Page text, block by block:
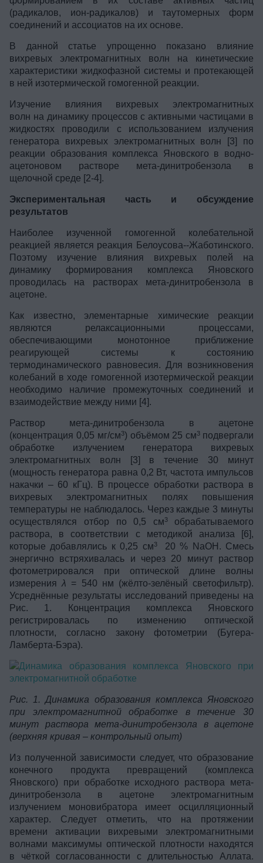
(радикалов, ион-радикалов) и таутомерных форм
соединений и ассоциатов на их основе.
В данной статье упрощенно показано влияние
вихревых электромагнитных волн на кинетические
характеристики жидкофазной системы и протекающей
в ней изотермической гомогенной реакции.
Изучение влияния вихревых электромагнитных
волн на динамику процессов с активными частицами в
жидкостях проводили с использованием излучения
генератора вихревых электромагнитных волн [3] по
реакции образования комплекса Яновского в водно-
ацетоновом растворе мета-динитробензола в
щелочной среде [2-4].
Экспериментальная часть и обсуждение
результатов
Наиболее изученной гомогенной колебательной
реакцией является реакция Белоусова--Жаботинского.
Поэтому изучение влияния вихревых полей на
динамику формирования комплекса Яновского
проводилась на растворах мета-динитробензола в
ацетоне.
Как известно, элементарные химические реакции
являются релаксационными процессами,
обеспечивающими монотонное приближение
реагирующей системы к состоянию
термодинамического равновесия. Для возникновения
колебаний в ходе гомогенной изотермической реакции
необходимо наличие промежуточных соединений и
взаимодействие между ними [4].
Раствор мета-динитробензола в ацетоне
(концентрация 0,05 мг/см3) объёмом 25 см3 подвергали
обработке излучением генератора вихревых
электромагнитных волн [3] в течение 30 минут
(мощность генератора равна 0,2 Вт, частота импульсов
накачки – 60 кГц). В процессе обработки раствора в
вихревых электромагнитных полях повышения
температуры не наблюдалось. Через каждые 3 минуты
осуществлялся отбор по 0,5 см3 обрабатываемого
раствора, в соответствии с методикой анализа [6],
которые добавлялись к 0,25 см3
20 % NаОН. Смесь
энергично встряхивалась и через 20 минут раствор
фотометрировался при оптической длине волны
измерения λ = 540 нм (жёлто-зелёный светофильтр).
Усреднённые результаты исследований приведены на
Рис. 1. Концентрация комплекса Яновского
регистрировалась по изменению оптической
плотности, согласно закону фотометрии (Бугера-
Ламберта-Бэра).
Рис. 1. Динамика образования комплекса Яновского
при электромагнитной обработке в течение 30
минут раствора мета-динитробензола в ацетоне
(верхняя кривая – контрольный опыт)
Из полученной зависимости следует, что образование
конечного продукта превращений (комплекса
Яновского) при обработке исходного раствора мета-
динитробензола в ацетоне электромагнитным
излучением моновибратора имеет осцилляционный
характер. Следует отметить, что на протяжении
времени активации вихревыми электромагнитными
волнами максимумы оптической плотности находятся
в чёткой согласованности с длительностью Аллата.